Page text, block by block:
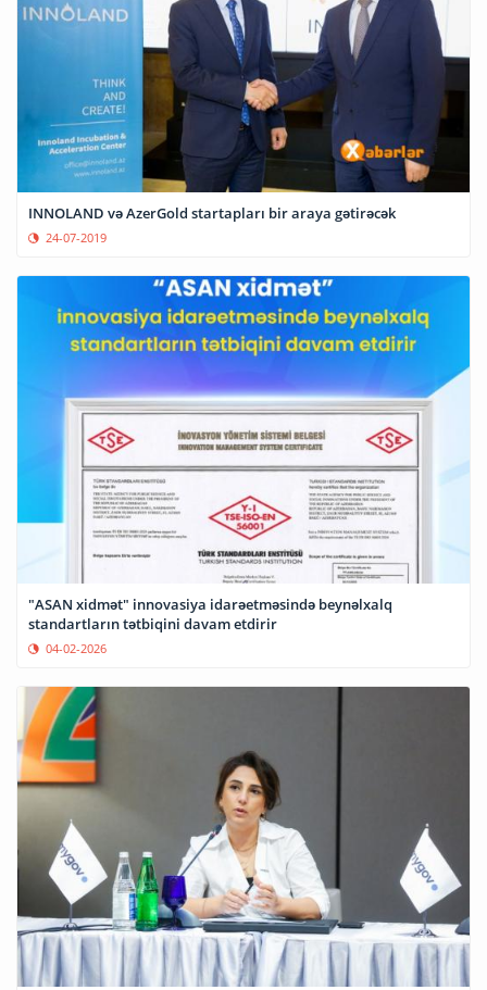
INNOLAND və AzerGold startapları bir araya gətirəcək
24-07-2019
"ASAN xidmət" innovasiya idarəetməsində beynəlxalq
standartların tətbiqini davam etdirir
04-02-2026